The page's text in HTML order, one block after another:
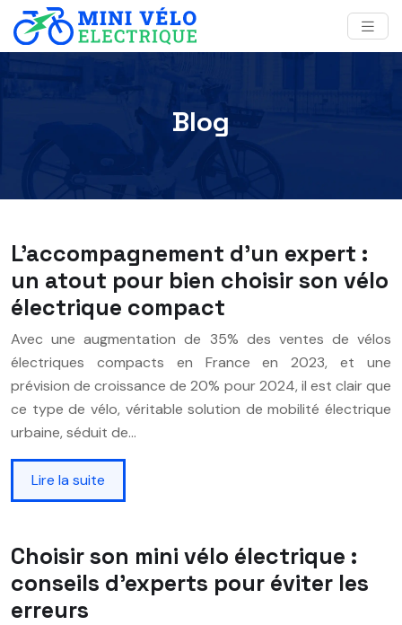
Blog
L’accompagnement d’un expert :
un atout pour bien choisir son vélo
électrique compact
Avec une augmentation de 35% des ventes de vélos
électriques compacts en France en 2023, et une
prévision de croissance de 20% pour 2024, il est clair que
ce type de vélo, véritable solution de mobilité électrique
urbaine, séduit de…
Lire la suite
Choisir son mini vélo électrique :
conseils d’experts pour éviter les
erreurs